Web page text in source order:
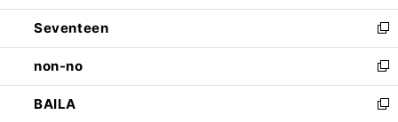
開
く
ウ
で
開
く
ン
ド
ウ
で
開
く
Seventeen
新
し
い
ウ
ィ
non-no
新
し
い
BAILA
新